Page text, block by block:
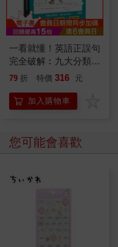
一看就懂！英語正誤句
完全破解︰九大分類
×1600例句，搞懂最常
法
79 折 特價 316 元
加入購物車
您可能會喜歡